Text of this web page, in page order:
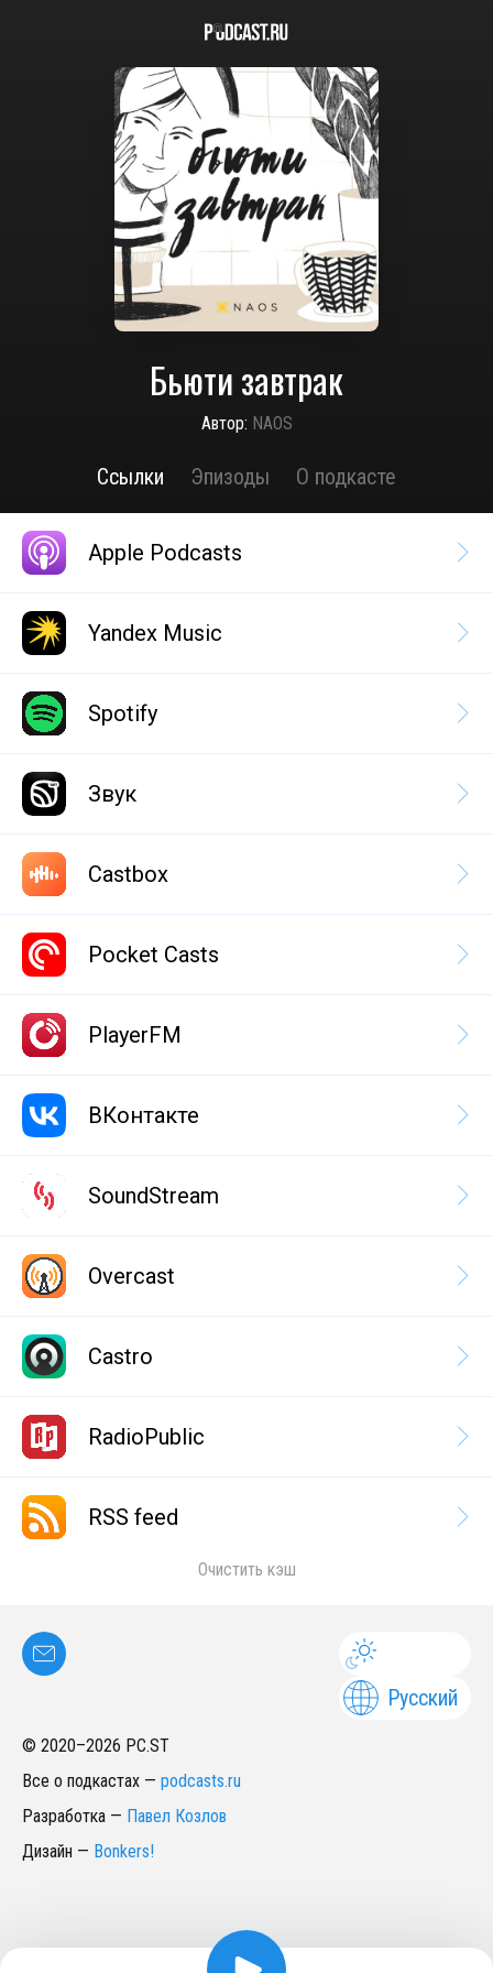
Бьюти завтрак
Автор: NAOS
Ссылки Эпизоды О подкасте
Apple Podcasts
Yandex Music
Spotify
Звук
Castbox
Pocket Casts
PlayerFM
ВКонтакте
SoundStream
Overcast
Castro
RadioPublic
RSS feed
Очистить кэш
Русский
© 2020–2026 PC.ST
Все о подкастах — podcasts.ru
Разработка — Павел Козлов
Дизайн — Bonkers!